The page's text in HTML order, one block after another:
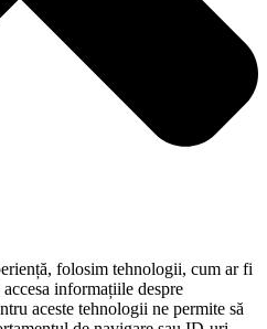
folosim tehnologii, cum ar fi
informațiile despre
aceste tehnologii ne permite să